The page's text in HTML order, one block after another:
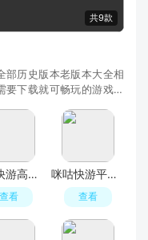
共9款
部历史版本老版本大全相
要下载就可畅玩的游戏，
咪咕快游高级账号版本
查看
咪咕快游平板端版
查看